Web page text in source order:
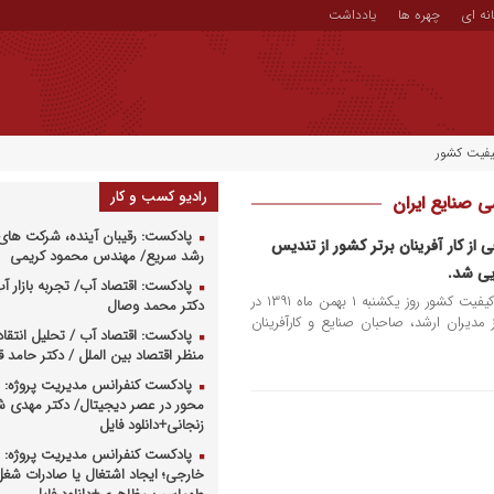
ای چهره ها یادداشت
کشور
صنایع ایران
کار آفرینان برتر کشور از تندیس
شد.
مراسم رونمایی از تندیس چهره ماندگار کیفیت کشور روز یکشنبه ۱ بهمن ماه ۱۳۹۱ در
ارشد، صاحبان صنایع و کارآفرینان
رادیو کسب و کار
پادکست: رقیبان آینده، شرکت
رشد سریع/ مهندس محمود کریمی
پادکست: اقتصاد آب/ تجربه بازار
دکتر محمد وصال
پادکست: اقتصاد آب / تحلیل
منظر اقتصاد بین الملل / دکتر
پادکست کنفرانس مدیریت پروژه:
محور در عصر دیجیتال/ دکتر مهدی
زنجانی+دانلود فایل
پادکست کنفرانس مدیریت پروژه:
خارجی؛ ایجاد اشتغال یا صادرات